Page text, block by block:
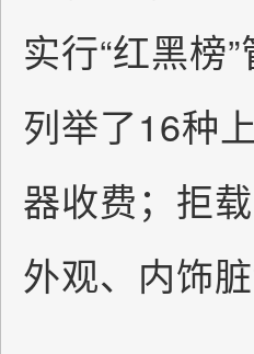
实行“红黑榜
列举了16种
器收费；拒
外观、内饰